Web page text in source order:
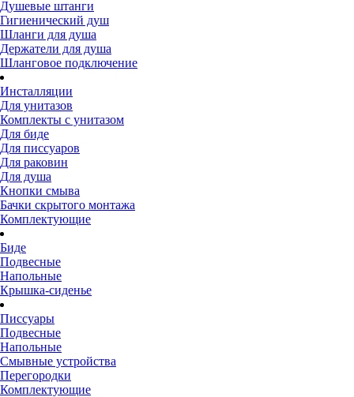
Душевые штанги
Гигиенический душ
Шланги для душа
Держатели для душа
Шланговое подключение
Инсталляции
Для унитазов
Комплекты с унитазом
Для биде
Для писсуаров
Для раковин
Для душа
Кнопки смыва
Бачки скрытого монтажа
Комплектующие
Биде
Подвесные
Напольные
Крышка-сиденье
Писсуары
Подвесные
Напольные
Смывные устройства
Перегородки
Комплектующие